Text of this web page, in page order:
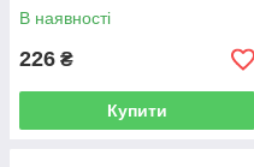
В наявності
226 ₴
Купити